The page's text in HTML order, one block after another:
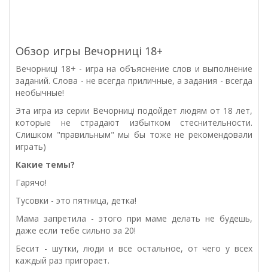
Обзор игры Вечорниці 18+
Вечорниці 18+ - игра на объяснение слов и выполнение
заданий. Слова - не всегда приличные, а задания - всегда
необычные!
Эта игра из серии Вечорниці подойдет людям от 18 лет,
которые не страдают избытком стеснительности.
Слишком "правильным" мы бы тоже не рекомендовали
играть)
Какие темы?
Гарячо!
Тусовки - это пятница, детка!
Мама запретила - этого при маме делать не будешь,
даже если тебе сильно за 20!
Бесит - шутки, люди и все остальное, от чего у всех
каждый раз пригорает.